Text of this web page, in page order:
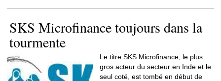
SKS Microfinance toujours dans la
tourmente
Le titre SKS Microfinance, le plus
gros acteur du secteur en Inde et le
seul coté, est tombé en début de